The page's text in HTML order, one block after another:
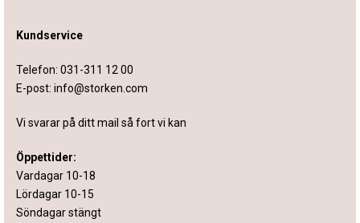
Kundservice
Telefon: 031-311 12 00
E-post: info@storken.com
Vi svarar på ditt mail så fort vi kan
Öppettider:
Vardagar 10-18
Lördagar 10-15
Söndagar stängt